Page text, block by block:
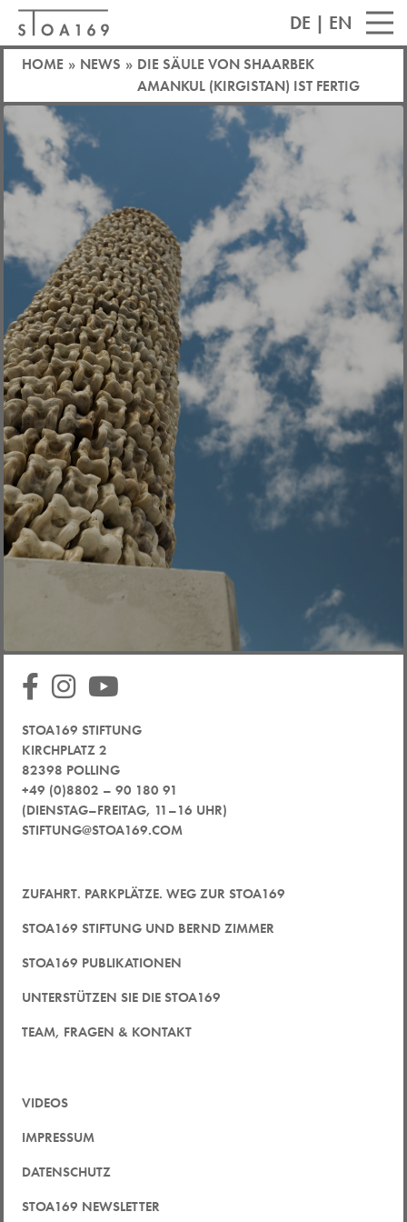
DE | EN
HOME » NEWS » DIE SÄULE VON SHAARBEK
AMANKUL (KIRGISTAN) IST FERTIG
STOA169 STIFTUNG
KIRCHPLATZ 2
82398 POLLING
+49 (0)8802 – 90 180 91
(DIENSTAG–FREITAG, 11–16 UHR)
STIFTUNG@STOA169.COM
ZUFAHRT. PARKPLÄTZE. WEG ZUR STOA169
STOA169 STIFTUNG UND BERND ZIMMER
STOA169 PUBLIKATIONEN
UNTERSTÜTZEN SIE DIE STOA169
TEAM, FRAGEN & KONTAKT
VIDEOS
IMPRESSUM
DATENSCHUTZ
STOA169 NEWSLETTER